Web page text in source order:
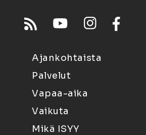
Ajankohtaista
Palvelut
Vapaa-aika
Vaikuta
Mikä ISYY